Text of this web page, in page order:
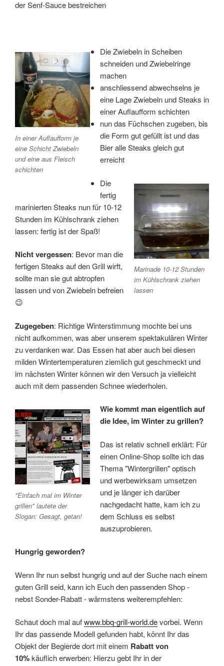
der Senf-Sauce bestreichen
In einer Auflaufform je
eine Schicht Zwiebeln
und eine aus Fleisch
schichten
Die Zwiebeln in Scheiben
schneiden und Zwiebelringe
machen
anschliessend abwechselns je
eine Lage Zwiebeln und Steaks in
einer Auflaufform schichten
nun das Füchschen zugeben, bis
die Form gut gefüllt ist und das
Bier alle Steaks gleich gut
erreicht
Marinade 10-12 Stunden
im Kühlschrank ziehen
lassen
Die
fertig
marinierten Steaks nun für 10-12
Stunden im Kühlschrank ziehen
lassen: fertig ist der Spaß!
Nicht vergessen: Bevor man die
fertigen Steaks auf den Grill wirft,
sollte man sie gut abtropfen
lassen und von Zwiebeln befreien
😉
Zugegeben: Richtige Winterstimmung mochte bei uns
nicht aufkommen, was aber unserem spektakulären Winter
zu verdanken war. Das Essen hat aber auch bei diesen
milden Wintertemperaturen ziemlich gut geschmeckt und
im nächsten Winter können wir den Versuch ja vielleicht
auch mit dem passenden Schnee wiederholen.
"Einfach mal im Winter
grillen" lautete der
Slogan: Gesagt, getan!
Wie kommt man eigentlich auf
die Idee, im Winter zu grillen?
Das ist relativ schnell erklärt: Für
einen Online-Shop sollte ich das
Thema "Wintergrillen" optisch
und werbewirksam umsetzen
und je länger ich darüber
nachgedacht hatte, kam ich zu
dem Schluss es selbst
auszuprobieren.
Hungrig geworden?
Wenn Ihr nun selbst hungrig und auf der Suche nach einem
guten Grill seid, kann ich Euch den passenden Shop -
nebst Sonder-Rabatt - wärmstens weiterempfehlen:
Schaut doch mal aufwww.bbq-grill-world.devorbei. Wenn
Ihr das passende Modell gefunden habt, könnt Ihr das
Objekt der Begierde dort mit einem Rabatt von
10%käuflich erwerben: Hierzu gebt Ihr in der